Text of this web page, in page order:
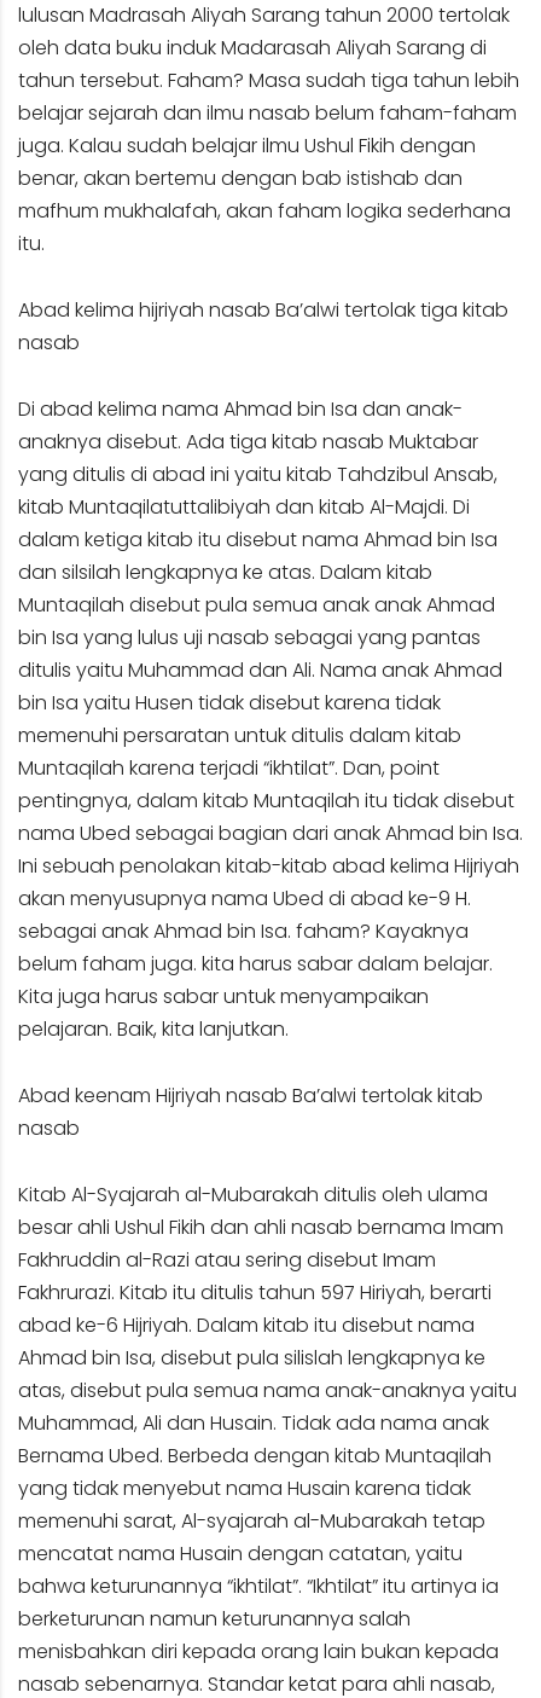
lulusan Madrasah Aliyah Sarang tahun 2000 tertolak
oleh data buku induk Madarasah Aliyah Sarang di
tahun tersebut. Faham? Masa sudah tiga tahun lebih
belajar sejarah dan ilmu nasab belum faham-faham
juga. Kalau sudah belajar ilmu Ushul Fikih dengan
benar, akan bertemu dengan bab istishab dan
mafhum mukhalafah, akan faham logika sederhana
itu.
Abad kelima hijriyah nasab Ba’alwi tertolak tiga kitab
nasab
Di abad kelima nama Ahmad bin Isa dan anak-
anaknya disebut. Ada tiga kitab nasab Muktabar
yang ditulis di abad ini yaitu kitab Tahdzibul Ansab,
kitab Muntaqilatuttalibiyah dan kitab Al-Majdi. Di
dalam ketiga kitab itu disebut nama Ahmad bin Isa
dan silsilah lengkapnya ke atas. Dalam kitab
Muntaqilah disebut pula semua anak anak Ahmad
bin Isa yang lulus uji nasab sebagai yang pantas
ditulis yaitu Muhammad dan Ali. Nama anak Ahmad
bin Isa yaitu Husen tidak disebut karena tidak
memenuhi persaratan untuk ditulis dalam kitab
Muntaqilah karena terjadi “ikhtilat”. Dan, point
pentingnya, dalam kitab Muntaqilah itu tidak disebut
nama Ubed sebagai bagian dari anak Ahmad bin Isa.
Ini sebuah penolakan kitab-kitab abad kelima Hijriyah
akan menyusupnya nama Ubed di abad ke-9 H.
sebagai anak Ahmad bin Isa. faham? Kayaknya
belum faham juga. kita harus sabar dalam belajar.
Kita juga harus sabar untuk menyampaikan
pelajaran. Baik, kita lanjutkan.
Abad keenam Hijriyah nasab Ba’alwi tertolak kitab
nasab
Kitab Al-Syajarah al-Mubarakah ditulis oleh ulama
besar ahli Ushul Fikih dan ahli nasab bernama Imam
Fakhruddin al-Razi atau sering disebut Imam
Fakhrurazi. Kitab itu ditulis tahun 597 Hiriyah, berarti
abad ke-6 Hijriyah. Dalam kitab itu disebut nama
Ahmad bin Isa, disebut pula silislah lengkapnya ke
atas, disebut pula semua nama anak-anaknya yaitu
Muhammad, Ali dan Husain. Tidak ada nama anak
Bernama Ubed. Berbeda dengan kitab Muntaqilah
yang tidak menyebut nama Husain karena tidak
memenuhi sarat, Al-syajarah al-Mubarakah tetap
mencatat nama Husain dengan catatan, yaitu
bahwa keturunannya “ikhtilat”. “Ikhtilat” itu artinya ia
berketurunan namun keturunannya salah
menisbahkan diri kepada orang lain bukan kepada
nasab sebenarnya. Standar ketat para ahli nasab,